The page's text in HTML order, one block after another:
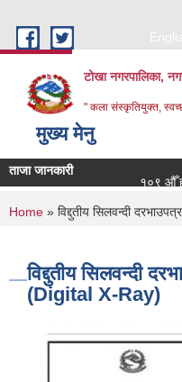
टोखा नगरपालिका,
" कला संस्कृतियुक्त,
मुख्य मेनु
ताजा जानकारी
१०९ औँ
You are here
Home » विद्दुतीय सिलवन्दी
विद्दुतीय सिलवन्दी
(Digital X-Ray)